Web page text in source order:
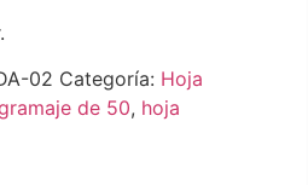
02 Categoría: Hoja
de 50, hoja